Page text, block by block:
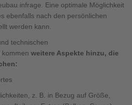
infrage. Eine optimale Möglichkeit
ebenfalls nach den persönlichen
werden kann.
technischen
kommen weitere Aspekte hinzu, die
z. B. in Bezug auf Größe,